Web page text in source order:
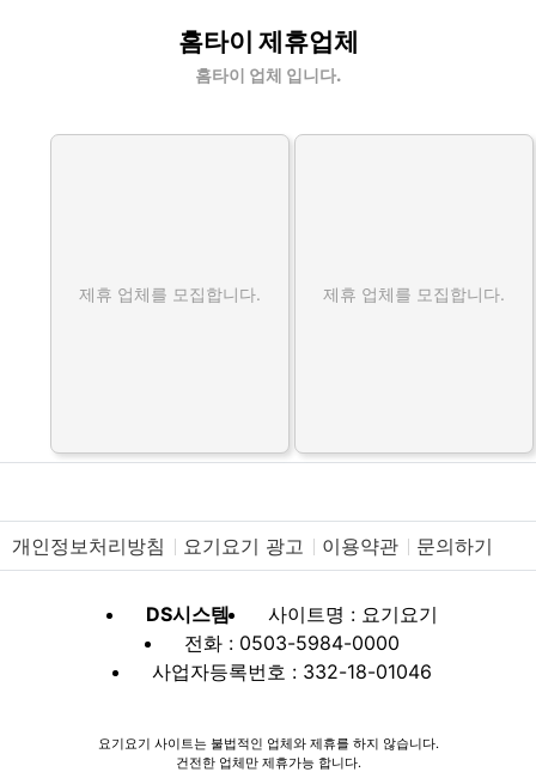
홈타이 제휴업체
홈타이 업체 입니다.
제휴 업체를 모집합니다. 제휴 업체를 모집합니다.
개인정보처리방침 요기요기 광고 이용약관 문의하기
DS시스템
사이트명 : 요기요기
전화 : 0503-5984-0000
사업자등록번호 : 332-18-01046
요기요기 사이트는 불법적인 업체와 제휴를 하지 않습니다.
건전한 업체만 제휴가능 합니다.